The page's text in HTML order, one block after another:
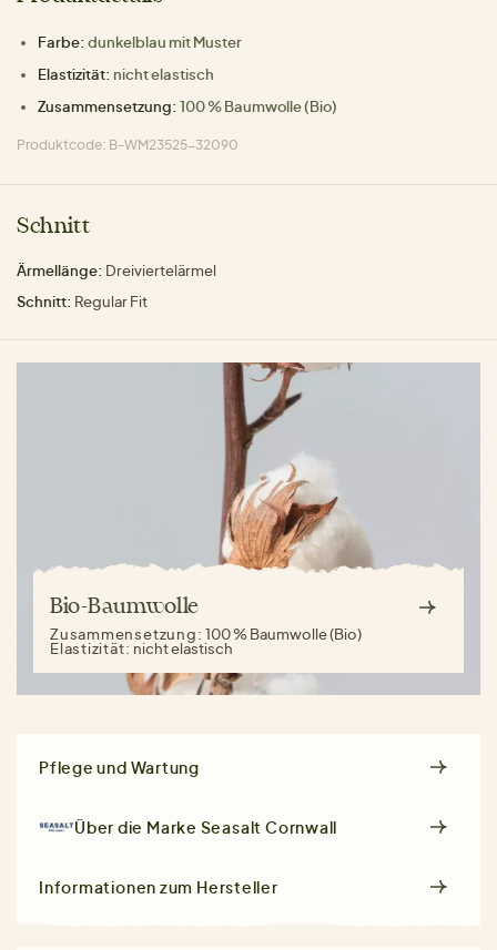
Farbe: dunkelblau mit Muster
Elastizität: nicht elastisch
Zusammensetzung: 100 % Baumwolle (Bio)
Produktcode: B-WM23525-32090
Schnitt
Ärmellänge: Dreiviertelärmel
Schnitt: Regular Fit
Bio-Baumwolle
Zusammensetzung:100 % Baumwolle (Bio)
Elastizität: nicht elastisch
Pflege und Wartung
Über die Marke Seasalt Cornwall
Informationen zum Hersteller